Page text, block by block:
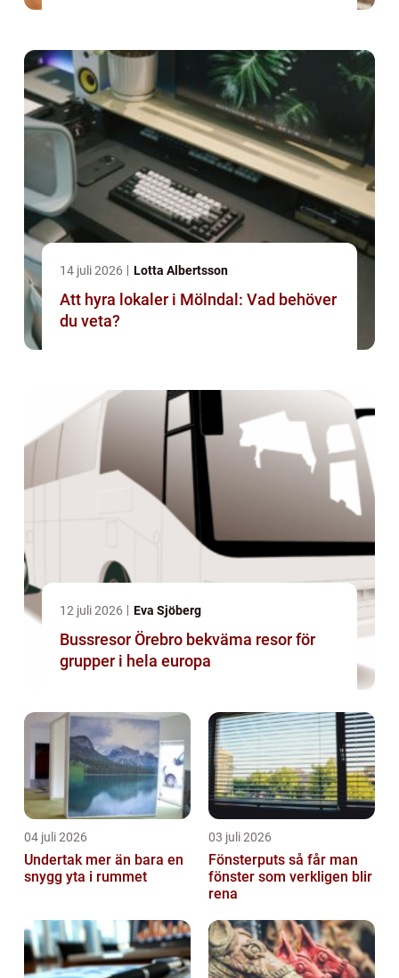
14 juli 2026 Lotta Albertsson
Att hyra lokaler i Mölndal: Vad behöver
du veta?
12 juli 2026 Eva Sjöberg
Bussresor Örebro bekväma resor för
grupper i hela europa
04 juli 2026
Undertak mer än bara en
snygg yta i rummet
03 juli 2026
Fönsterputs så får man
fönster som verkligen blir
rena